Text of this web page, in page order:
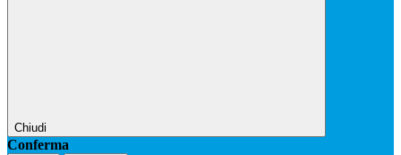
Chiudi
Conferma